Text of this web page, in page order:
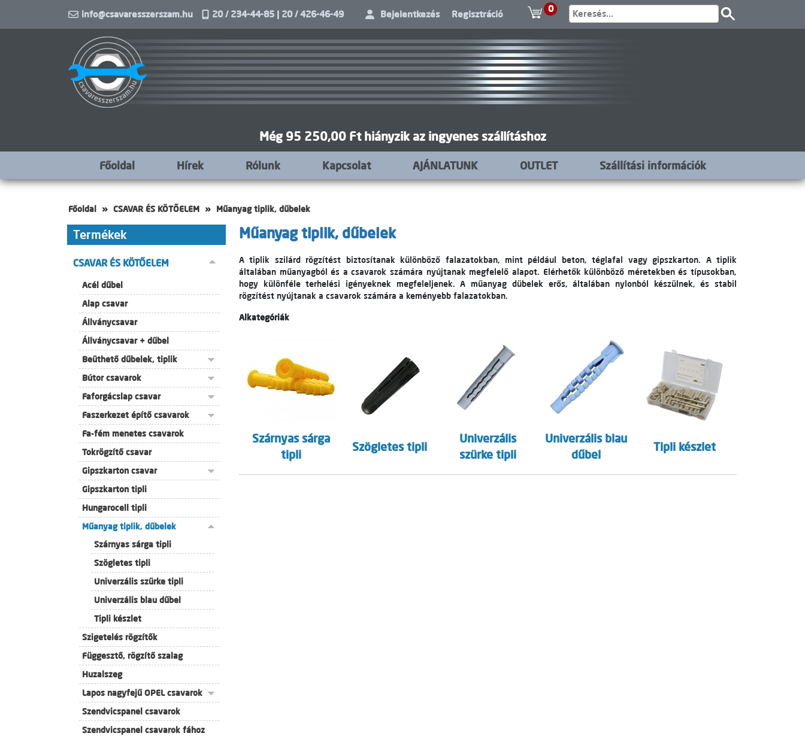
info@csavaresszerszam.hu 20 / 234-44-85 | 20 / 426-46-49 Bejelentkezés Regisztráció 0
Még 95 250,00 Ft hiányzik az ingyenes szállításhoz
Főoldal Hírek Rólunk Kapcsolat AJÁNLATUNK OUTLET Szállítási információk
Főoldal CSAVAR ÉS KÖTŐELEM Műanyag tiplik, dűbelek
Termékek
CSAVAR ÉS KÖTŐELEM
Acél dűbel
Alap csavar
Állványcsavar
Állványcsavar + dűbel
Beüthető dűbelek, tiplik
Bútor csavarok
Faforgácslap csavar
Faszerkezet építő csavarok
Fa-fém menetes csavarok
Tokrögzítő csavar
Gipszkarton csavar
Gipszkarton tipli
Hungarocell tipli
Műanyag tiplik, dűbelek
Szárnyas sárga tipli
Szögletes tipli
Univerzális szürke tipli
Univerzális blau dűbel
Tipli készlet
Szigetelés rögzítők
Függesztő, rögzítő szalag
Huzalszeg
Lapos nagyfejű OPEL csavarok
Szendvicspanel csavarok
Szendvicspanel csavarok fához
Műanyag tiplik, dűbelek
A tiplik szilárd rögzítést biztosítanak különböző falazatokban, mint például beton, téglafal vagy gipszkarton. A tiplik
általában műanyagból és a csavarok számára nyújtanak megfelelő alapot. Elérhetők különböző méretekben és típusokban,
hogy különféle terhelési igényeknek megfeleljenek. A műanyag dübelek erős, általában nylonból készülnek, és stabil
rögzítést nyújtanak a csavarok számára a keményebb falazatokban.
Alkategóriák
Szárnyas sárga
tipli
Szögletes tipli
Univerzális
szürke tipli
Univerzális blau
dűbel
Tipli készlet